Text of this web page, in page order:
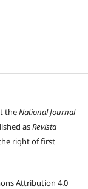
theNational Journal
asRevista
right of first
Attribution 4.0